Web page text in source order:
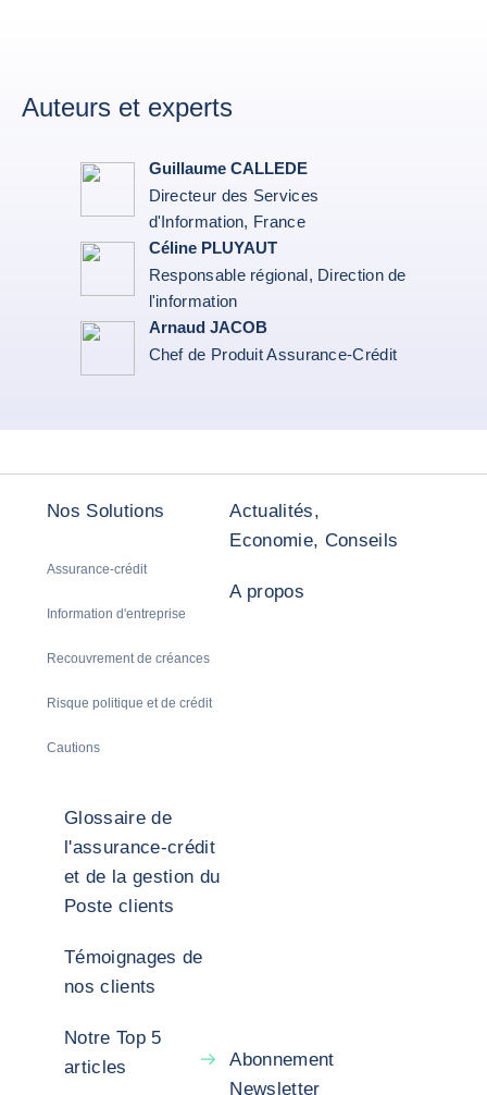
Auteurs et experts
Guillaume CALLEDE
Directeur des Services
d'Information, France
Céline PLUYAUT
Responsable régional, Direction de
l'information
Arnaud JACOB
Chef de Produit Assurance-Crédit
Nos Solutions
Assurance-crédit
Information d'entreprise
Recouvrement de créances
Risque politique et de crédit
Cautions
Actualités,
Economie, Conseils
A propos
Glossaire de
l'assurance-crédit
et de la gestion du
Poste clients
Témoignages de
nos clients
Notre Top 5
articles
Abonnement
Newsletter